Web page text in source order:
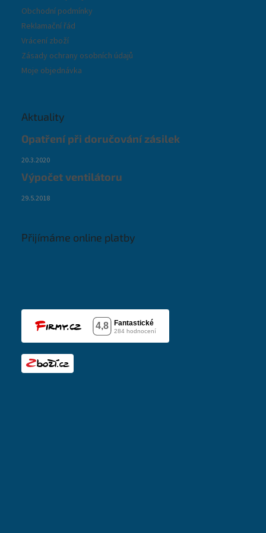
Obchodní podmínky
Reklamační řád
Vrácení zboží
Zásady ochrany osobních údajů
Moje objednávka
Aktuality
Opatření při doručování zásilek
20.3.2020
Výpočet ventilátoru
29.5.2018
Přijímáme online platby